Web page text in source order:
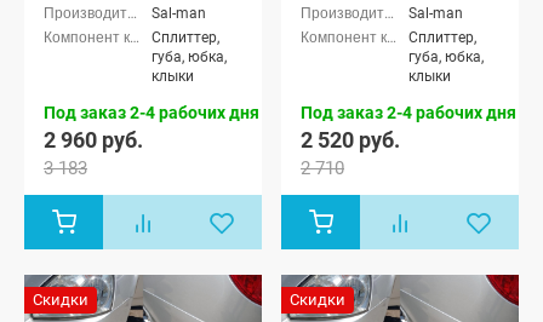
Sal-man
Сплиттер,
губа, юбка,
клыки
Под заказ 2-4 рабочих дня
2 960 руб.
3 183
Sal-man
Сплиттер,
губа, юбка,
клыки
Под заказ 2-4 рабочих дня
2 520 руб.
2 710
Скидки Скидки